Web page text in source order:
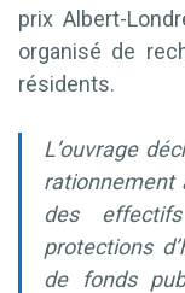
prix Albert-
organisé de
résidents.
L’ouvrage
rationnement
des
protections
de fonds